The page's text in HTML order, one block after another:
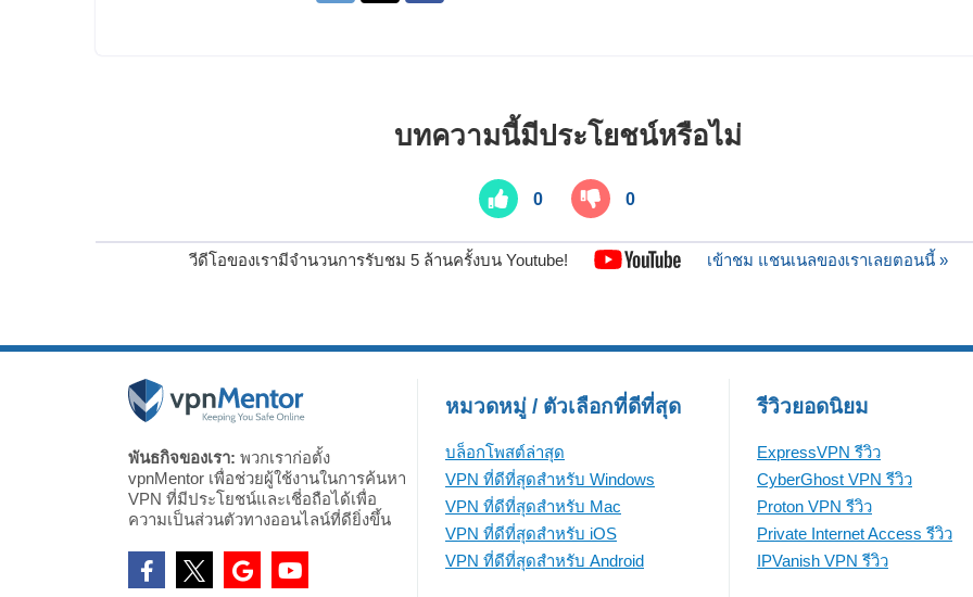
บทความนี้มีประโยชน์หรือไม่
0 0
วีดีโอของเรามีจำนวนการรับชม 5 ล้านครั้งบน Youtube! เข้าชม แชนเนลของเราเลยตอนนี้ »
พันธกิจของเรา: พวกเราก่อตั้ง
vpnMentor เพื่อช่วยผู้ใช้งานในการค้นหา
VPN ที่มีประโยชน์และเชี่อถือได้เพื่อ
ความเป็นส่วนตัวทางออนไลน์ที่ดียิ่งขึ้น
หมวดหมู่ / ตัวเลือกที่ดีที่สุด
บล็อกโพสต์ล่าสุด
VPN ที่ดีที่สุดสำหรับ Windows
VPN ที่ดีที่สุดสำหรับ Mac
VPN ที่ดีที่สุดสำหรับ iOS
VPN ที่ดีที่สุดสำหรับ Android
รีวิวยอดนิยม
ExpressVPN รีวิว
CyberGhost VPN รีวิว
Proton VPN รีวิว
Private Internet Access รีวิว
IPVanish VPN รีวิว